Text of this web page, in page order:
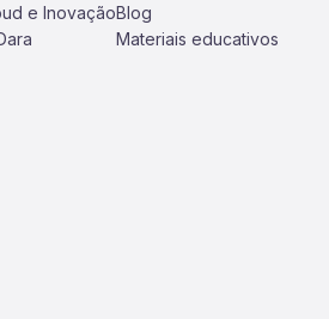
e InovaçãoBlog
Materiais educativos